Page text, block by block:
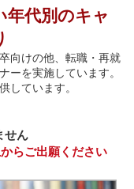
代別のキャ
向けの他、転職・再就
ーを実施しています。
しています。
せん
らご出願ください